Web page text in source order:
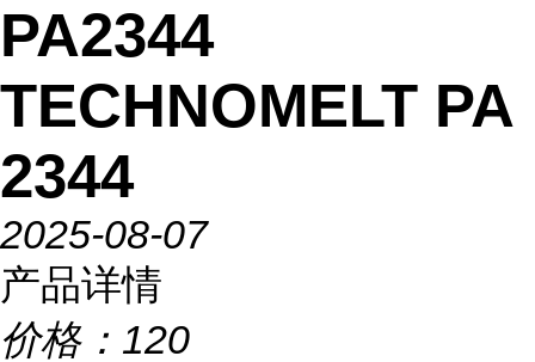
PA2344
TECHNOMELT PA
2344
2025-08-07
产品详情
价格： 120